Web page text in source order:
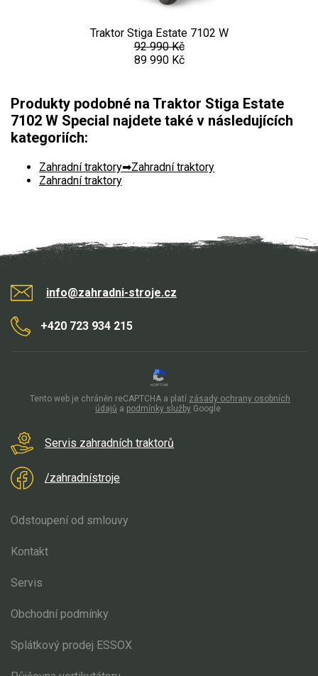
Traktor Stiga Estate 7102 W
92 990 Kč
89 990 Kč
Produkty podobné na Traktor Stiga Estate
7102 W Special najdete také v následujících
kategoriích:
Zahradní traktory
Zahradní traktory
Zahradní traktory
info@zahradni-stroje.cz
+420 723 934 215
Servis zahradních traktorů
/zahradnístroje
Odstoupení od smlouvy
Kontakt
Servis
Obchodní podmínky
Splátkový prodej ESSOX
Tento web je chráněn reCAPTCHA a platí zásady ochrany osobních
údajů a podmínky služby Google